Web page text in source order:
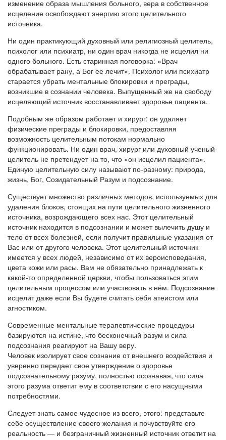
изменение образа мышления больного, вера в собственное
исцеление освобождают энергию этого целительного
источника.
Ни один практикующий духовный или религиозный целитель,
психолог или психиатр, ни один врач никогда не исцелил ни
одного больного. Есть старинная поговорка: «Врач
обрабатывает рану, а Бог ее лечит». Психолог или психиатр
старается убрать ментальные блокировки и преграды,
возникшие в сознании человека. Выпущенный же на свободу
исцеляющий источник восстанавливает здоровье пациента.
Подобным же образом работает и хирург: он удаляет
физические преграды и блокировки, предоставляя
возможность целительным потокам нормально
функционировать. Ни один врач, хирург или духовный ученый-
целитель не претендует на то, что «он исцелил пациента».
Единую целительную силу называют по-разному: природа,
жизнь, Бог, Созидательный Разум и подсознание.
Существует множество различных методов, используемых для
удаления блоков, стоящих на пути целительного жизненного
источника, возрождающего всех нас. Этот целительный
источник находится в подсознании и может вылечить душу и
тело от всех болезней, если получит правильные указания от
Вас или от другого человека. Этот целительный источник
имеется у всех людей, независимо от их вероисповедания,
цвета кожи или расы. Вам не обязательно принадлежать к
какой-то определенной церкви, чтобы пользоваться этим
целительным процессом или участвовать в нём. Подсознание
исцелит даже если Вы будете считать себя атеистом или
агностиком.
Современные ментальные терапевтические процедуры
базируются на истине, что бесконечный разум и сила
подсознания реагируют на Вашу веру.
Человек изолирует свое сознание от внешнего воздействия и
уверенно передает свое утверждение о здоровье
подсознательному разуму, полностью осознавая, что сила
этого разума ответит ему в соответствии с его насущными
потребностями.
Следует знать самое чудесное из всего, этого: представьте
себе осуществление своего желания и почувствуйте его
реальность — и безграничный жизненный источник ответит на